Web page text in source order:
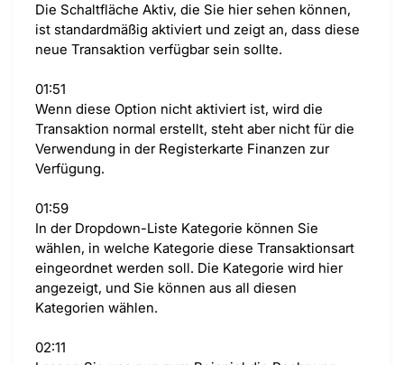
Die Schaltfläche Aktiv, die Sie hier sehen können,
ist standardmäßig aktiviert und zeigt an, dass diese
neue Transaktion verfügbar sein sollte.
01:51
Wenn diese Option nicht aktiviert ist, wird die
Transaktion normal erstellt, steht aber nicht für die
Verwendung in der Registerkarte Finanzen zur
Verfügung.
01:59
In der Dropdown-Liste Kategorie können Sie
wählen, in welche Kategorie diese Transaktionsart
eingeordnet werden soll. Die Kategorie wird hier
angezeigt, und Sie können aus all diesen
Kategorien wählen.
02:11